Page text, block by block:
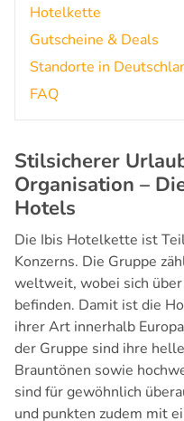
Hotelkette
Gutscheine & Deals
Standorte in
FAQ
Stilsicherer
Organisation –
Hotels
Die Ibis Hotelkette ist
Konzerns. Die Gruppe
weltweit, wobei sich
befinden. Damit ist die
ihrer Art innerhalb
der Gruppe sind ihre
Brauntönen sowie
sind für gewöhnlich
und punkten zudem mit